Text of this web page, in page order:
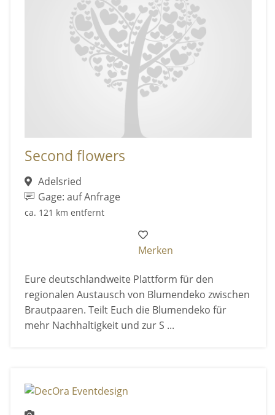
Second flowers
Adelsried
Gage: auf Anfrage
ca. 121 km entfernt
Merken
Eure deutschlandweite Plattform für den
regionalen Austausch von Blumendeko zwischen
Brautpaaren. Teilt Euch die Blumendeko für
mehr Nachhaltigkeit und zur S ...